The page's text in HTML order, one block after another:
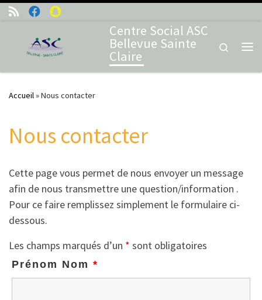
Skip to content
Centre Social ASC
Bellevue Sainte
Claire
Search
Accueil»Nous contacter
Nous contacter
Cette page vous permet de nous envoyer un message
afin de nous transmettre une question/information .
Pour ce faire remplissez simplement le formulaire ci-
dessous.
Les champs marqués d’un * sont obligatoires
Prénom Nom *